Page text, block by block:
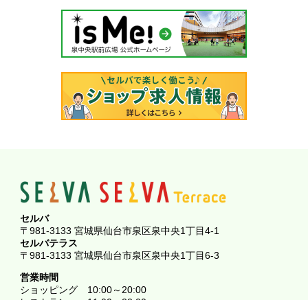
セルバ
〒981-3133 宮城県仙台市泉区泉中央1丁目4-1
セルバテラス
〒981-3133 宮城県仙台市泉区泉中央1丁目6-3
営業時間
ショッピング
10:00～20:00